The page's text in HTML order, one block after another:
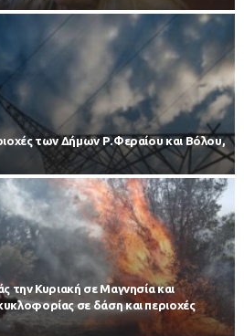
των Δήμων Ρ.Φεραίου και Βόλου,
την Κυριακή σε Μαγνησία και
σε δάση και περιοχές